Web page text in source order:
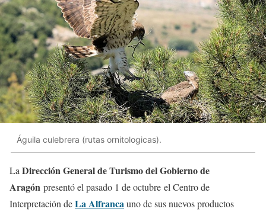
Águila culebrera (rutas ornitologicas).
La Dirección General de Turismo del Gobierno de
Aragón presentó el pasado 1 de octubre el Centro de
Interpretación deLa Alfranca uno de sus nuevos productos